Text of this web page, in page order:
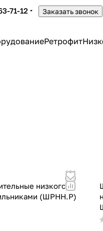
71-12 Заказать звонок
Ретрофит
низкого
(ШРНН.Р)